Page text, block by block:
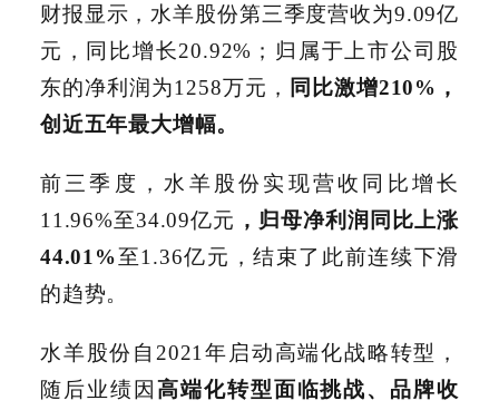
财报显示，水羊股份第三季度营收为9.09亿
元，同比增长20.92%；归属于上市公司股
东的净利润为1258万元， 同比激增210%，
创近五年最大增幅。
前三季度，水羊股份实现营收同比增长
11.96%至34.09亿元 ，归母净利润同比上涨
44.01%至1.36亿元，结束了此前连续下滑
的趋势。
水羊股份自2021年启动高端化战略转型，
随后业绩因高端化转型面临挑战、品牌收